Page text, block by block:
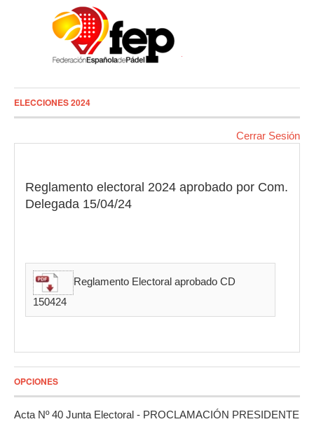
ELECCIONES 2024
Cerrar Sesión
Reglamento electoral 2024 aprobado por Com.
Delegada 15/04/24
Reglamento Electoral aprobado CD
150424
OPCIONES
Acta Nº 40 Junta Electoral - PROCLAMACIÓN PRESIDENTE